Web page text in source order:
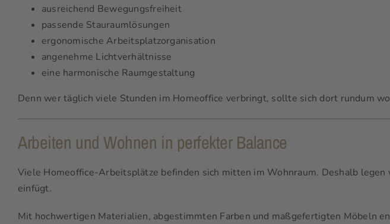
ausreichend Bewegungsfreiheit
passende Stauraumlösungen
ergonomische Arbeitsplatzorganisation
angenehme Lichtverhältnisse
eine harmonische Raumgestaltung
Denn wer täglich viele Stunden im Homeoffice verbringt, sollte sich dort rundum
Arbeiten und Wohnen in perfekter Balance
Viele Homeoffice-Arbeitsplätze befinden sich mitten im Wohnraum. Deshalb
einfügt.
Mit hochwertigen Materialien, abgestimmten Farben und maßgefertigten Möbeln